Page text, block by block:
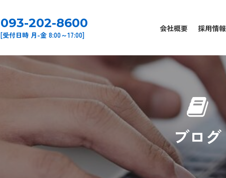
093-202-8600
[受付日時 月-金 8:00～17:00]
会社概要 採用情報
ブログ